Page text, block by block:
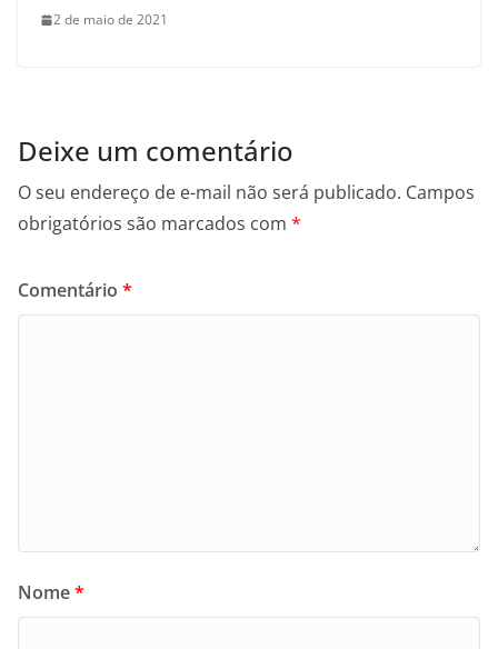
2 de maio de 2021
Deixe um comentário
O seu endereço de e-mail não será publicado. Campos
obrigatórios são marcados com *
Comentário *
Nome*